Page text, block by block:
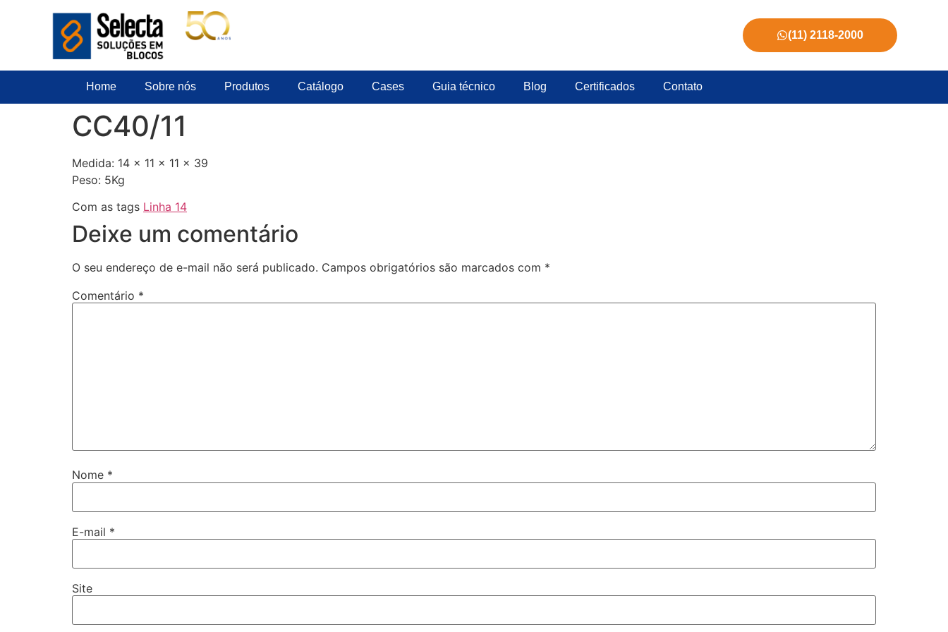
(11) 2118-2000
Home Sobre nós Produtos Catálogo Cases Guia técnico Blog Certificados Contato
CC40/11
Medida: 14 x 11 x 11 x 39
Peso: 5Kg
Com as tags Linha 14
Deixe um comentário
O seu endereço de e-mail não será publicado. Campos obrigatórios são marcados com *
Comentário *
Nome *
E-mail *
Site